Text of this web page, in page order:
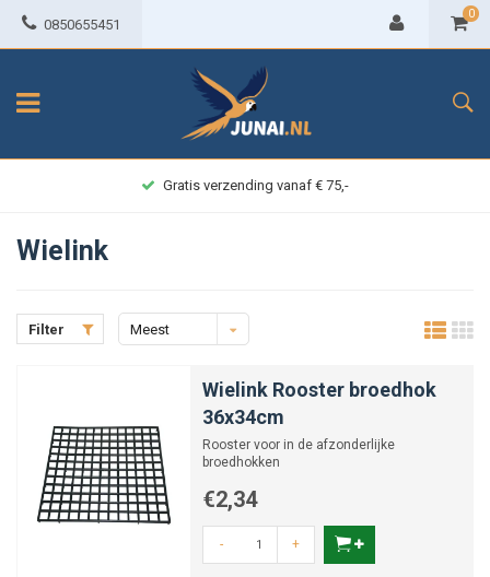
0850655451
0
Achteraf betalen
Wielink
Filter
Meest
Wielink Rooster broedhok
36x34cm
Rooster voor in de afzonderlijke
broedhokken
€2,34
- +